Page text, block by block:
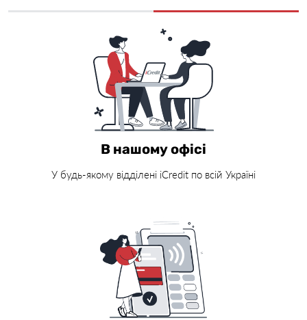
В нашому офісі
У будь-якому відділені iCredit по всій Україні